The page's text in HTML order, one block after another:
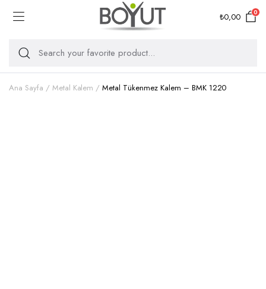
₺0,00 0
Ana Sayfa Metal Kalem Metal Tükenmez Kalem – BMK 1220